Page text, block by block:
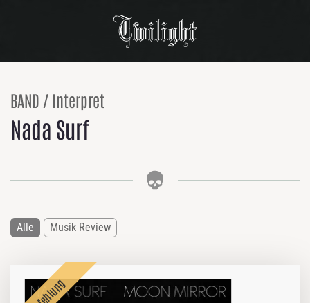
Zum Hauptinhalt springen
BAND / Interpret
Nada Surf
Alle Musik Review